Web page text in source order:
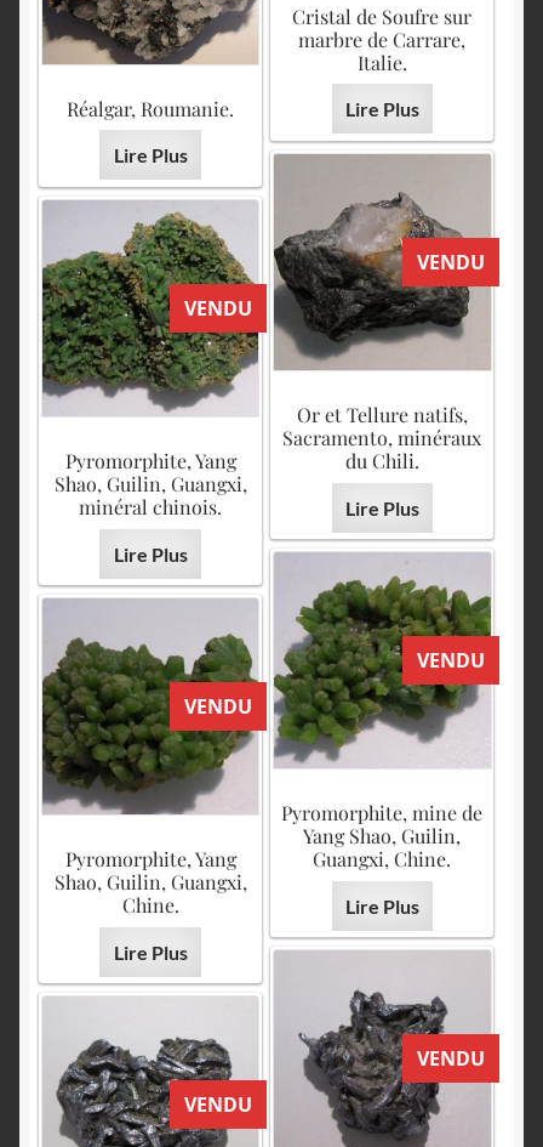
Cristal de Soufre sur
marbre de Carrare,
Italie.
Lire Plus
Réalgar, Roumanie.
Lire Plus
VENDU
Or et Tellure natifs,
Sacramento, minéraux
du Chili.
Lire Plus
VENDU
Pyromorphite, Yang
Shao, Guilin, Guangxi,
minéral chinois.
Lire Plus
VENDU
Pyromorphite, mine de
Yang Shao, Guilin,
Guangxi, Chine.
Lire Plus
VENDU
Pyromorphite, Yang
Shao, Guilin, Guangxi,
Chine.
Lire Plus
VENDU
VENDU